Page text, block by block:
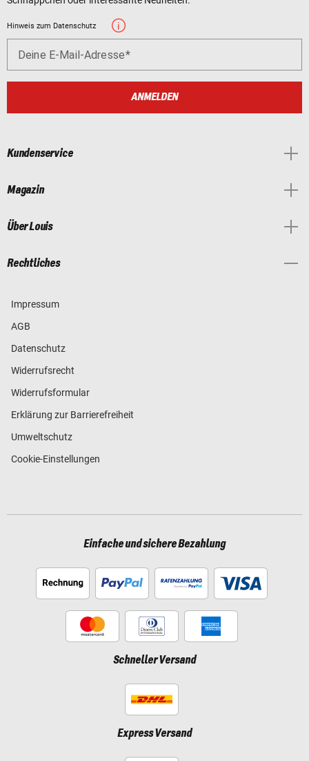
Hinweis zum Datenschutz
Deine E-Mail-Adresse
ANMELDEN
Kundenservice
Magazin
Über Louis
Rechtliches
Impressum
AGB
Datenschutz
Widerrufsrecht
Widerrufsformular
Erklärung zur Barrierefreiheit
Umweltschutz
Cookie-Einstellungen
Einfache und sichere Bezahlung
Schneller Versand
Express Versand